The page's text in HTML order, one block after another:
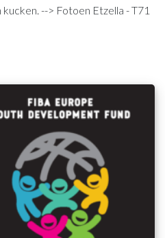
--> Fotoen Etzella - T71